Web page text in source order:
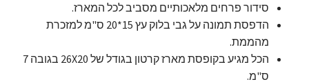
קטלוג מוצרים
סידור פרחים מלאכותיים מסביב לכל המארז.
הדפסת תמונה על גבי בלוק עץ 15*20 ס"מ למזכרת
מהממת.
הכל מגיע בקופסת מארז קרטון בגודל של 26X20 בגובה 7
ס"מ.